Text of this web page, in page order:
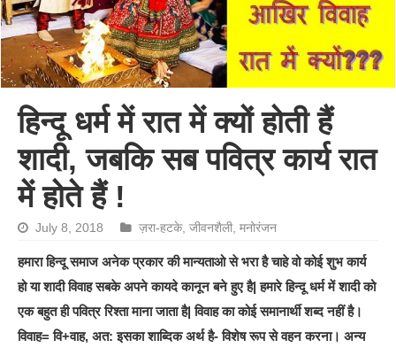
हिन्दू धर्म में रात में क्यों होती हैं
शादी, जबकि सब पवित्र कार्य रात
में होते हैं !
July 8, 2018 ज़रा-हटके,जीवनशैली,मनोरंजन
हमारा हिन्दू समाज अनेक प्रकार की मान्यताओ से भरा है चाहे वो कोई शुभ कार्य
हो या शादी विवाह सबके अपने कायदे कानून बने हुए है| हमारे हिन्दू धर्म में शादी को
एक बहुत ही पवित्र रिश्ता माना जाता है| विवाह का कोई समानार्थी शब्द नहीं है।
विवाह= वि+वाह, अत: इसका शाब्दिक अर्थ है- विशेष रूप से वहन करना। अन्य